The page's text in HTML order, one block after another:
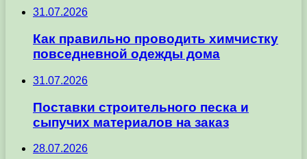
31.07.2026
Как правильно проводить химчистку
повседневной одежды дома
31.07.2026
Поставки строительного песка и
сыпучих материалов на заказ
28.07.2026